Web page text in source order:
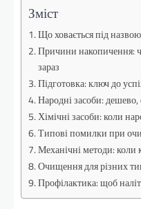
Зміст
Що ховається під
Причини накопичення:
зараз
Підготовка: ключ до
Народні засоби:
Хімічні засоби: коли
Типові помилки при
Механічні методи: коли
Очищення для різних
Профілактика: щоб